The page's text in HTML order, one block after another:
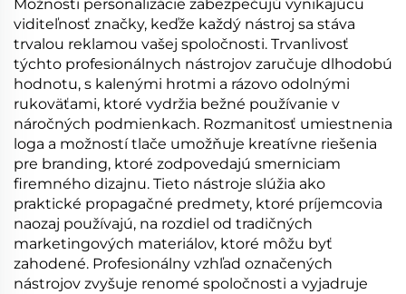
Možnosti personalizácie zabezpečujú vynikajúcu
viditeľnosť značky, keďže každý nástroj sa stáva
trvalou reklamou vašej spoločnosti. Trvanlivosť
týchto profesionálnych nástrojov zaručuje dlhodobú
hodnotu, s kalenými hrotmi a rázovo odolnými
rukoväťami, ktoré vydržia bežné používanie v
náročných podmienkach. Rozmanitosť umiestnenia
loga a možností tlače umožňuje kreatívne riešenia
pre branding, ktoré zodpovedajú smerniciam
firemného dizajnu. Tieto nástroje slúžia ako
praktické propagačné predmety, ktoré príjemcovia
naozaj používajú, na rozdiel od tradičných
marketingových materiálov, ktoré môžu byť
zahodené. Profesionálny vzhľad označených
nástrojov zvyšuje renomé spoločnosti a vyjadruje